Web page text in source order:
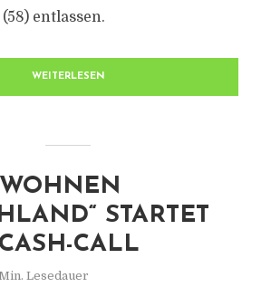
entlassen.
WEITERLESEN
STARTET
CALL
Lesedauer